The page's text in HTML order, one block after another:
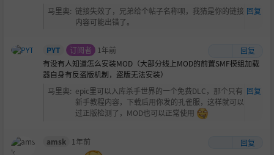
马里奥: 链接失效了，兄弟给个帖子名称呗，我猜是你的链接
内容可能出错了。
回复
PYT 订阅者 1年前
回复
有没有人知道怎么安装MOD（大部分线上MOD的前置SMF模组加载
器自身有反盗版机制，盗版无法安装）
马里奥: epic里可以入库杀手世界的一个免费DLC，那个只有
新手教程内容，下载后用你发的孔雀服，这样就可以
过正版检测了，MOD也可以正常使用
回复
amsk 1年前
回复